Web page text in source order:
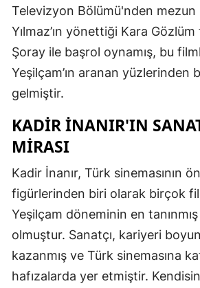
Televizyon Bölümü'nden mezun
Yılmaz’ın yönettiği Kara
Şoray ile başrol oynamış, bu
Yeşilçam’ın aranan yüzlerinden
gelmiştir.
KADIR İNANIR'IN
MIRASI
Kadir İnanır, Türk sinemasının
figürlerinden biri olarak birçok
Yeşilçam döneminin en
olmuştur. Sanatçı, kariyeri
kazanmış ve Türk sinemasına
hafızalarda yer etmiştir.